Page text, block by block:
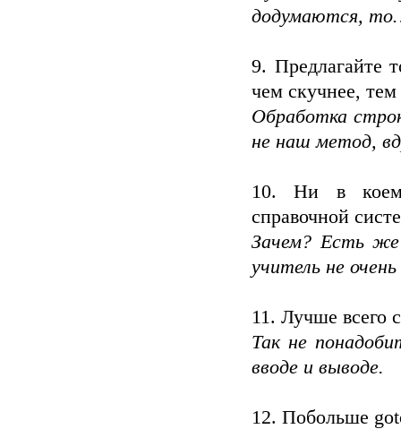
додумаются,
9. Предлагайте
чем скучнее,
Обработка
не наш метод,
10. Ни в коем
справочной
Зачем? Есть
учитель не
11. Лучше всего
Так не
вводе и выводе.
12. Побольше